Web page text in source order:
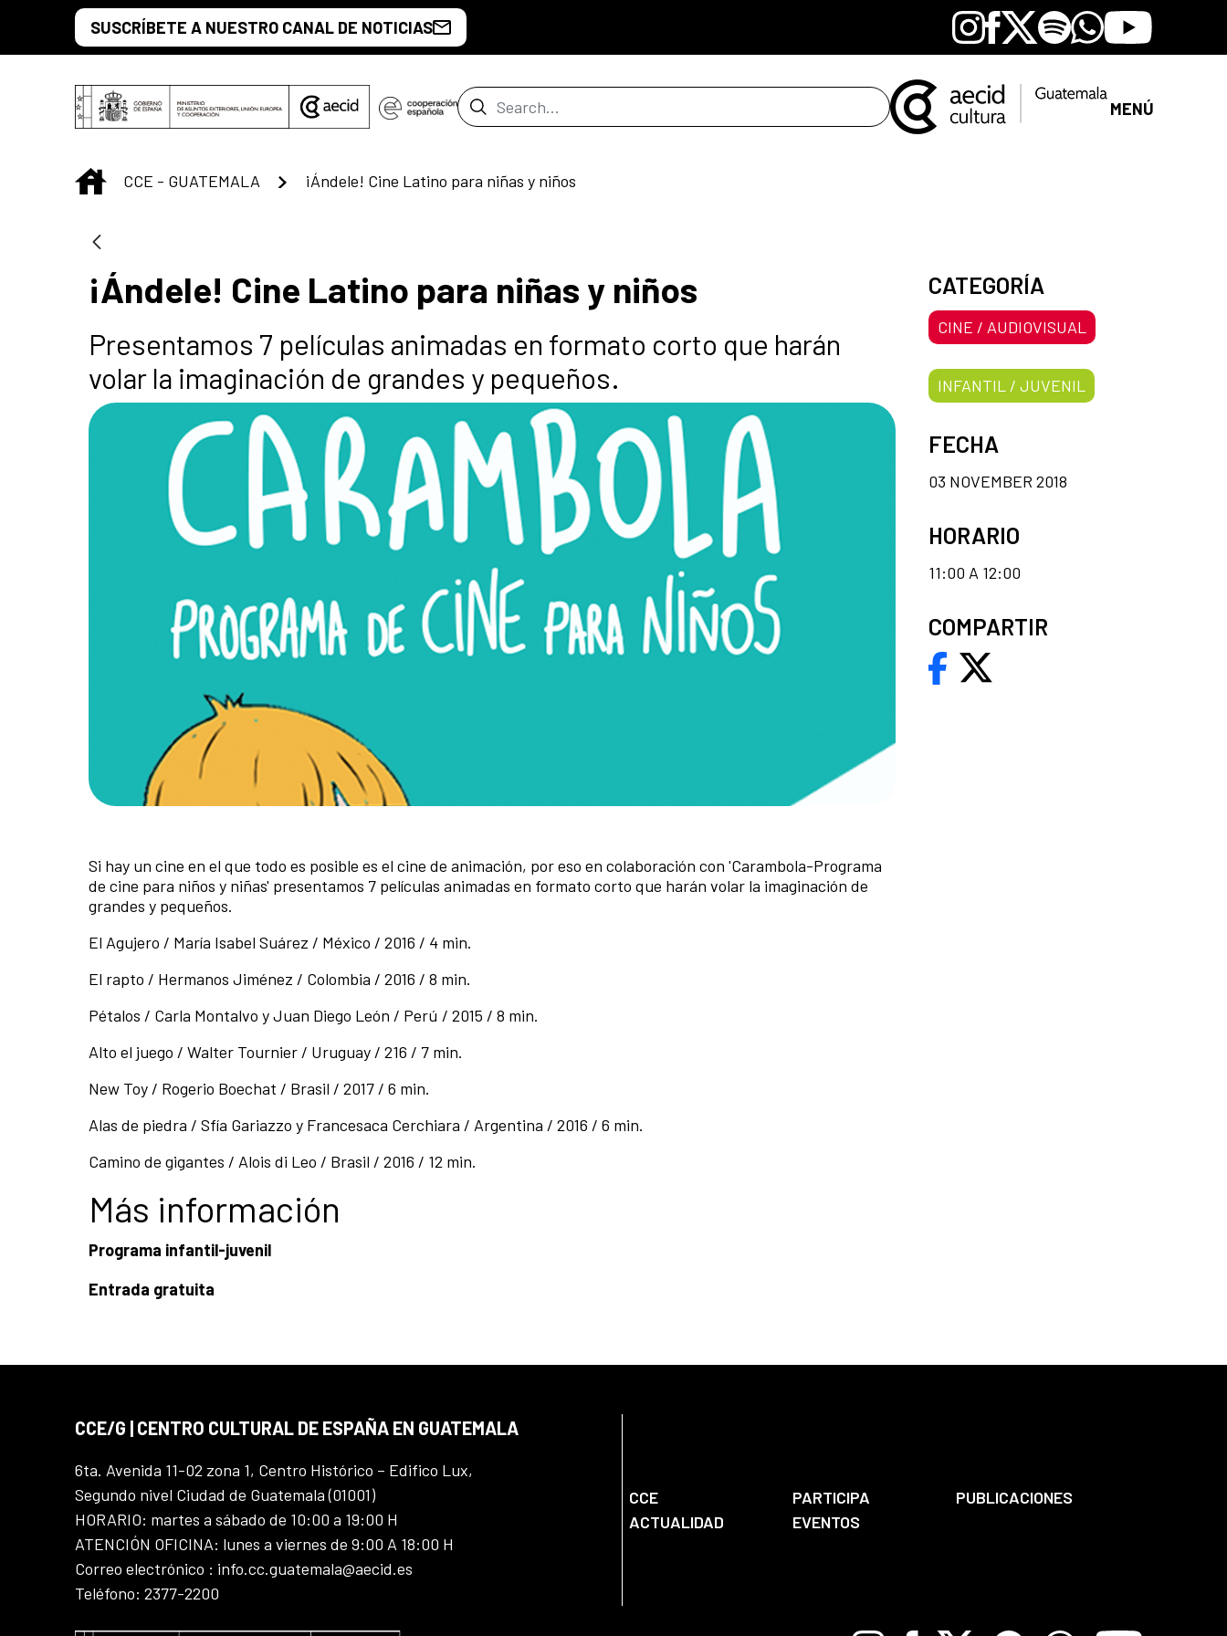
Skip to Main ContentSUSCRÍBETE A NUESTRO CANAL DE NOTICIAS Instagram
Facebook
X SpotifyWhatsapp
Youtube
Search Bar MENÚ
INICIO
CCE - GUATEMALA ¡Ándele! Cine Latino para niñas y niños
¡Ándele! Cine Latino para niñas y niños
Presentamos 7 películas animadas en formato corto que harán
volar la imaginación de grandes y pequeños.
Si hay un cine en el que todo es posible es el cine de animación, por eso en colaboración con 'Carambola-Programa
de cine para niños y niñas' presentamos 7 películas animadas en formato corto que harán volar la imaginación de
grandes y pequeños.
El Agujero / María Isabel Suárez / México / 2016 / 4 min.
El rapto / Hermanos Jiménez / Colombia / 2016 / 8 min.
Pétalos / Carla Montalvo y Juan Diego León / Perú / 2015 / 8 min.
Alto el juego / Walter Tournier / Uruguay / 216 / 7 min.
New Toy / Rogerio Boechat / Brasil / 2017 / 6 min.
Alas de piedra / Sfía Gariazzo y Francesaca Cerchiara / Argentina / 2016 / 6 min.
Camino de gigantes / Alois di Leo / Brasil / 2016 / 12 min.
Más información
Programa infantil-juvenil
Entrada gratuita
CATEGORÍA
CINE / AUDIOVISUAL
INFANTIL / JUVENIL
FECHA
03 NOVEMBER 2018
HORARIO
11:00 A 12:00
COMPARTIR
CCE/G | CENTRO CULTURAL DE ESPAÑA EN GUATEMALA
6ta. Avenida 11-02 zona 1, Centro Histórico – Edifico Lux,
Segundo nivel Ciudad de Guatemala (01001)
HORARIO: martes a sábado de 10:00 a 19:00 H
ATENCIÓN OFICINA: lunes a viernes de 9:00 A 18:00 H
Correo electrónico : info.cc.guatemala@aecid.es
Teléfono: 2377-2200
CCE PARTICIPA
PUBLICACIONES
ACTUALIDAD
EVENTOS